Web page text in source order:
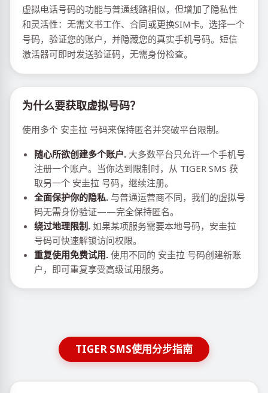
虚拟电话号码的功能与普通线路相似，但增加了隐私性
和灵活性：无需文书工作、合同或更换SIM卡。选择一个
号码，验证您的账户，并隐藏您的真实手机号码。短信
激活器可即时发送验证码，无需身份检查。
为什么要获取虚拟号码？
使用多个 安圭拉 号码来保持匿名并突破平台限制。
随心所欲创建多个账户. 大多数平台只允许一个手机号
注册一个账户。当你达到限制时，从 TIGER SMS 获
取另一个 安圭拉 号码，继续注册。
全面保护你的隐私. 与普通运营商不同，我们的虚拟号
码无需身份验证——完全保持匿名。
绕过地理限制. 如果某项服务需要本地号码，安圭拉
号码可快速解锁访问权限。
重复使用免费试用. 使用不同的 安圭拉 号码创建新账
户，即可重复享受高级试用服务。
TIGER SMS使用分步指南